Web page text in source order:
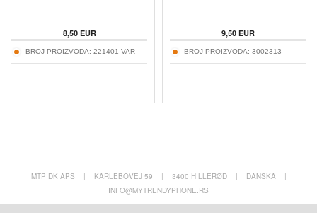
8,50 EUR
BROJ PROIZVODA: 221401-VAR
9,50 EUR
BROJ PROIZVODA: 3002313
MTP DK APS | KARLEBOVEJ 59 | 3400 HILLERØD | DANSKA
|
INFO@MYTRENDYPHONE.RS